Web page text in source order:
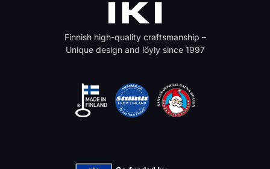
Finnish high-quality craftsmanship –
Unique design and löyly since 1997